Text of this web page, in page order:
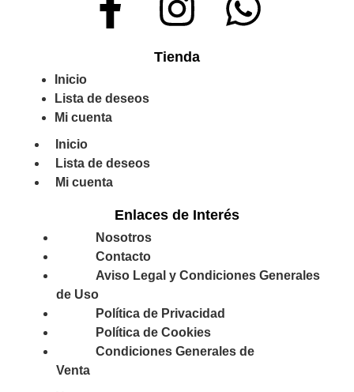
Tienda
Inicio
Lista de deseos
Mi cuenta
Inicio
Lista de deseos
Mi cuenta
Enlaces de Interés
Nosotros
Contacto
Aviso Legal y Condiciones Generales
de Uso
Política de Privacidad
Política de Cookies
Condiciones Generales de
Venta